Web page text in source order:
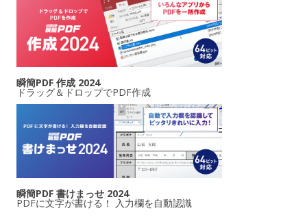
瞬簡PDF 作成 2024
ドラッグ＆ドロップでPDF作成
瞬簡PDF 書けまっせ 2024
PDFに文字が書ける！ 入力欄を自動認識